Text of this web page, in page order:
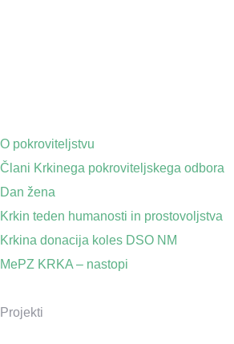
O pokroviteljstvu
Člani Krkinega pokroviteljskega odbora
Dan žena
Krkin teden humanosti in prostovoljstva
Krkina donacija koles DSO NM
MePZ KRKA – nastopi
Projekti